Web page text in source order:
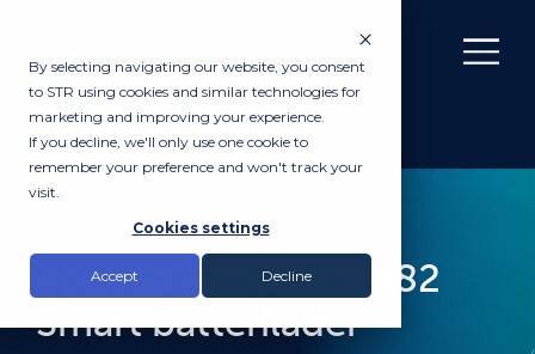
By selecting navigating our website, you consent
to STR using cookies and similar technologies for
marketing and improving your experience.
If you decline, we'll only use one cookie to
remember your preference and won't track your
visit.
Cookies settings
Accept Decline
Applied Acoustics 982
Smart batterilader